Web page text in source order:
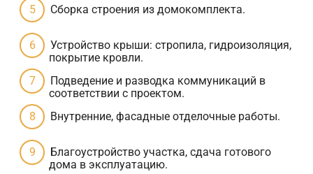
Сборка строения из домокомплекта.
Устройство крыши: стропила, гидроизоляция,
покрытие кровли.
Подведение и разводка коммуникаций в
соответствии с проектом.
Внутренние, фасадные отделочные работы.
Благоустройство участка, сдача готового
дома в эксплуатацию.